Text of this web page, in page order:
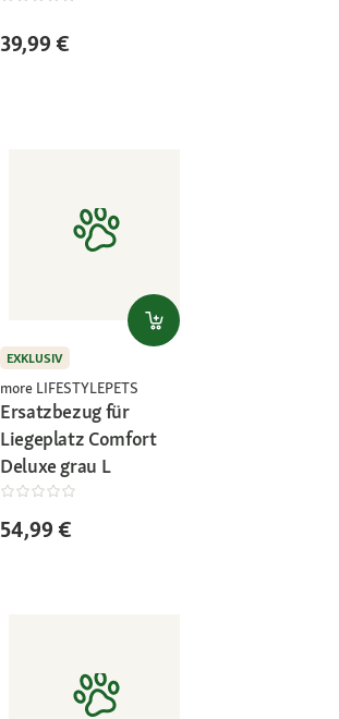
39,99 €
EXKLUSIV
more LIFESTYLEPETS
Ersatzbezug für
Liegeplatz Comfort
Deluxe grau L
54,99 €